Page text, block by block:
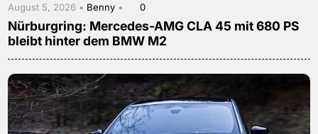
August 5, 2026 • Benny • 0
Nürburgring: Mercedes-AMG CLA 45 mit 680 PS
bleibt hinter dem BMW M2